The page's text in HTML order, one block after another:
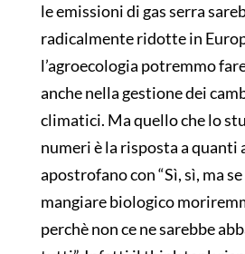
le emissioni di gas serra
radicalmente ridotte in
l’agroecologia potremmo
anche nella gestione dei
climatici. Ma quello che lo
numeri è la risposta a quanti
apostrofano con “Sì, sì, ma
mangiare biologico
perchè non ce ne sarebbe